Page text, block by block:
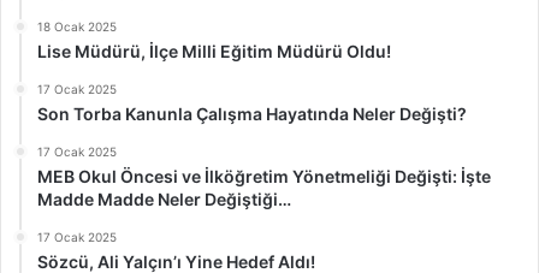
18 Ocak 2025
Lise Müdürü, İlçe Milli Eğitim Müdürü Oldu!
17 Ocak 2025
Son Torba Kanunla Çalışma Hayatında Neler Değişti?
17 Ocak 2025
MEB Okul Öncesi ve İlköğretim Yönetmeliği Değişti: İşte
Madde Madde Neler Değiştiği…
17 Ocak 2025
Sözcü, Ali Yalçın’ı Yine Hedef Aldı!